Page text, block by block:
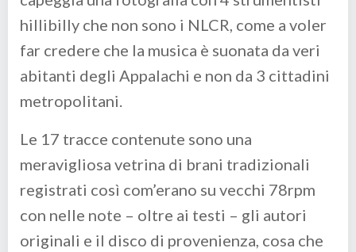
hillibilly che non sono i NLCR, come a voler
far credere che la musica è suonata da veri
abitanti degli Appalachi e non da 3 cittadini
metropolitani.
Le 17 tracce contenute sono una
meravigliosa vetrina di brani tradizionali
registrati così com’erano su vecchi 78rpm
con nelle note – oltre ai testi – gli autori
originali e il disco di provenienza, cosa che